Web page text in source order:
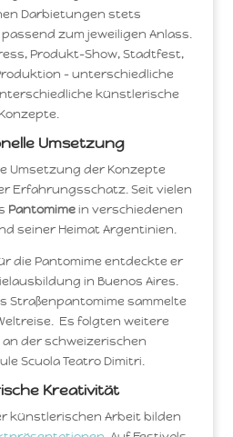
Darbietungen stets
zum jeweiligen Anlass.
Produkt-Show, Stadtfest,
– unterschiedliche
künstlerische
Konzepte.
Umsetzung
Umsetzung der Konzepte
Erfahrungsschatz. Seit vielen
Pantomimein verschiedenen
seiner Heimat Argentinien.
die Pantomime entdeckte er
in Buenos Aires.
Straßenpantomime sammelte
Es folgten weitere
der schweizerischen
Scuola Teatro Dimitri.
Kreativität
künstlerischen Arbeit bilden